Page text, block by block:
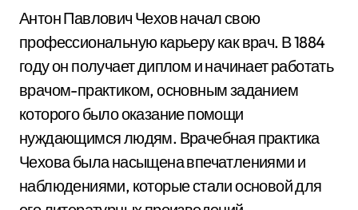
Антон Павлович Чехов начал свою
профессиональную карьеру как врач. В 1884
году он получает диплом и начинает работать
врачом-практиком, основным заданием
которого было оказание помощи
нуждающимся людям. Врачебная практика
Чехова была насыщена впечатлениями и
наблюдениями, которые стали основой для